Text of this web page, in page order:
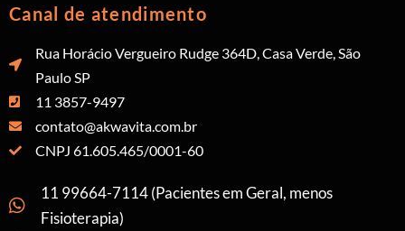
Canal de atendimento
Rua Horácio Vergueiro Rudge 364D, Casa Verde, São
Paulo SP
11 3857-9497
contato@akwavita.com.br
CNPJ 61.605.465/0001-60
11 99664-7114 (Pacientes em Geral, menos
Fisioterapia)